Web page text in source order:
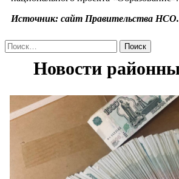
Источник: сайт Правительства НСО.
Найти: